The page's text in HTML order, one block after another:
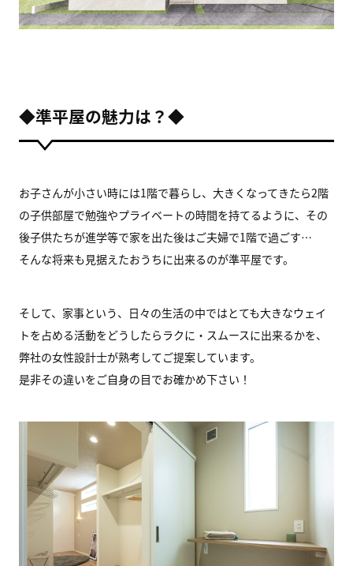
◆準平屋の魅力は？◆
お子さんが小さい時には1階で暮らし、大きくなってきたら2階
の子供部屋で勉強やプライベートの時間を持てるように、その
後子供たちが進学等で家を出た後はご夫婦で1階で過ごす…
そんな将来も見据えたおうちに出来るのが準平屋です。
そして、家事という、日々の生活の中ではとても大きなウェイ
トを占める活動をどうしたらラクに・スムースに出来るかを、
弊社の女性設計士が熟考してご提案しています。
是非その違いをご自身の目でお確かめ下さい！